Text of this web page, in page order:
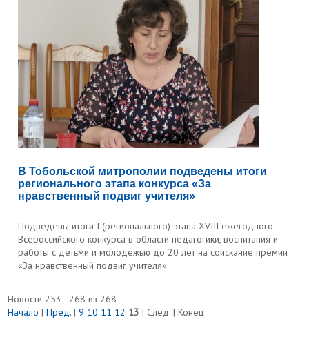
В Тобольской митрополии подведены итоги
регионального этапа конкурса «За
нравственный подвиг учителя»
Подведены итоги I (регионального) этапа XVIII ежегодного
Всероссийского конкурса в области педагогики, воспитания и
работы с детьми и молодежью до 20 лет на соискание премии
«За нравственный подвиг учителя».
Новости 253 - 268 из 268
Начало |Пред. |9 10 11 12 13 | След. | Конец